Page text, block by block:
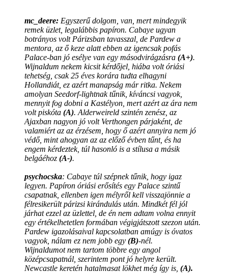
mc_deere: Egyszerű dolgom, van, mert mindegyik
remek üzlet, legalábbis papíron. Cabaye ugyan
botrányos volt Párizsban tavasszal, de Pardew a
mentora, az ő keze alatt ebben az igencsak pofás
Palace-ban jó esélye van egy másodvirágzásra (A+).
Wijnaldum nekem kicsit kérdőjel, hiába volt óriási
tehetség, csak 25 éves korára tudta elhagyni
Hollandiát, ez azért manapság már ritka. Nekem
amolyan Seedorf-lightnak tűnik, kíváncsi vagyok,
mennyit fog dobni a Kastélyon, mert azért az ára nem
volt piskóta (A). Alderweireld szintén zenész, az
Ajaxban nagyon jó volt Verthongen párjaként, de
valamiért az az érzésem, hogy ő azért annyira nem jó
védő, mint ahogyan az az előző évben tűnt, és ha
engem kérdeztek, túl hasonló is a stílusa a másik
belgáéhoz (A-).
psychocska: Cabaye túl szépnek tűnik, hogy igaz
legyen. Papíron óriási erősítés egy Palace szintű
csapatnak, ellenben igen mélyről kell visszajönnie a
félresikerült párizsi kirándulás után. Mindkét fél jól
járhat ezzel az üzlettel, de én nem adtam volna ennyit
egy értékelhetetlen formában végigjátszott szezon után.
Pardew igazolásaival kapcsolatban amúgy is óvatos
vagyok, nálam ez nem jobb egy (B)-nél.
Wijnaldumot nem tartom többre egy angol
középcsapatnál, szerintem pont jó helyre került.
Newcastle keretén hatalmasat lökhet még így is, (A).